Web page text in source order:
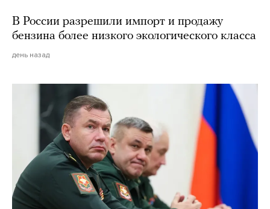
В России разрешили импорт и продажу
бензина более низкого экологического класса
день назад